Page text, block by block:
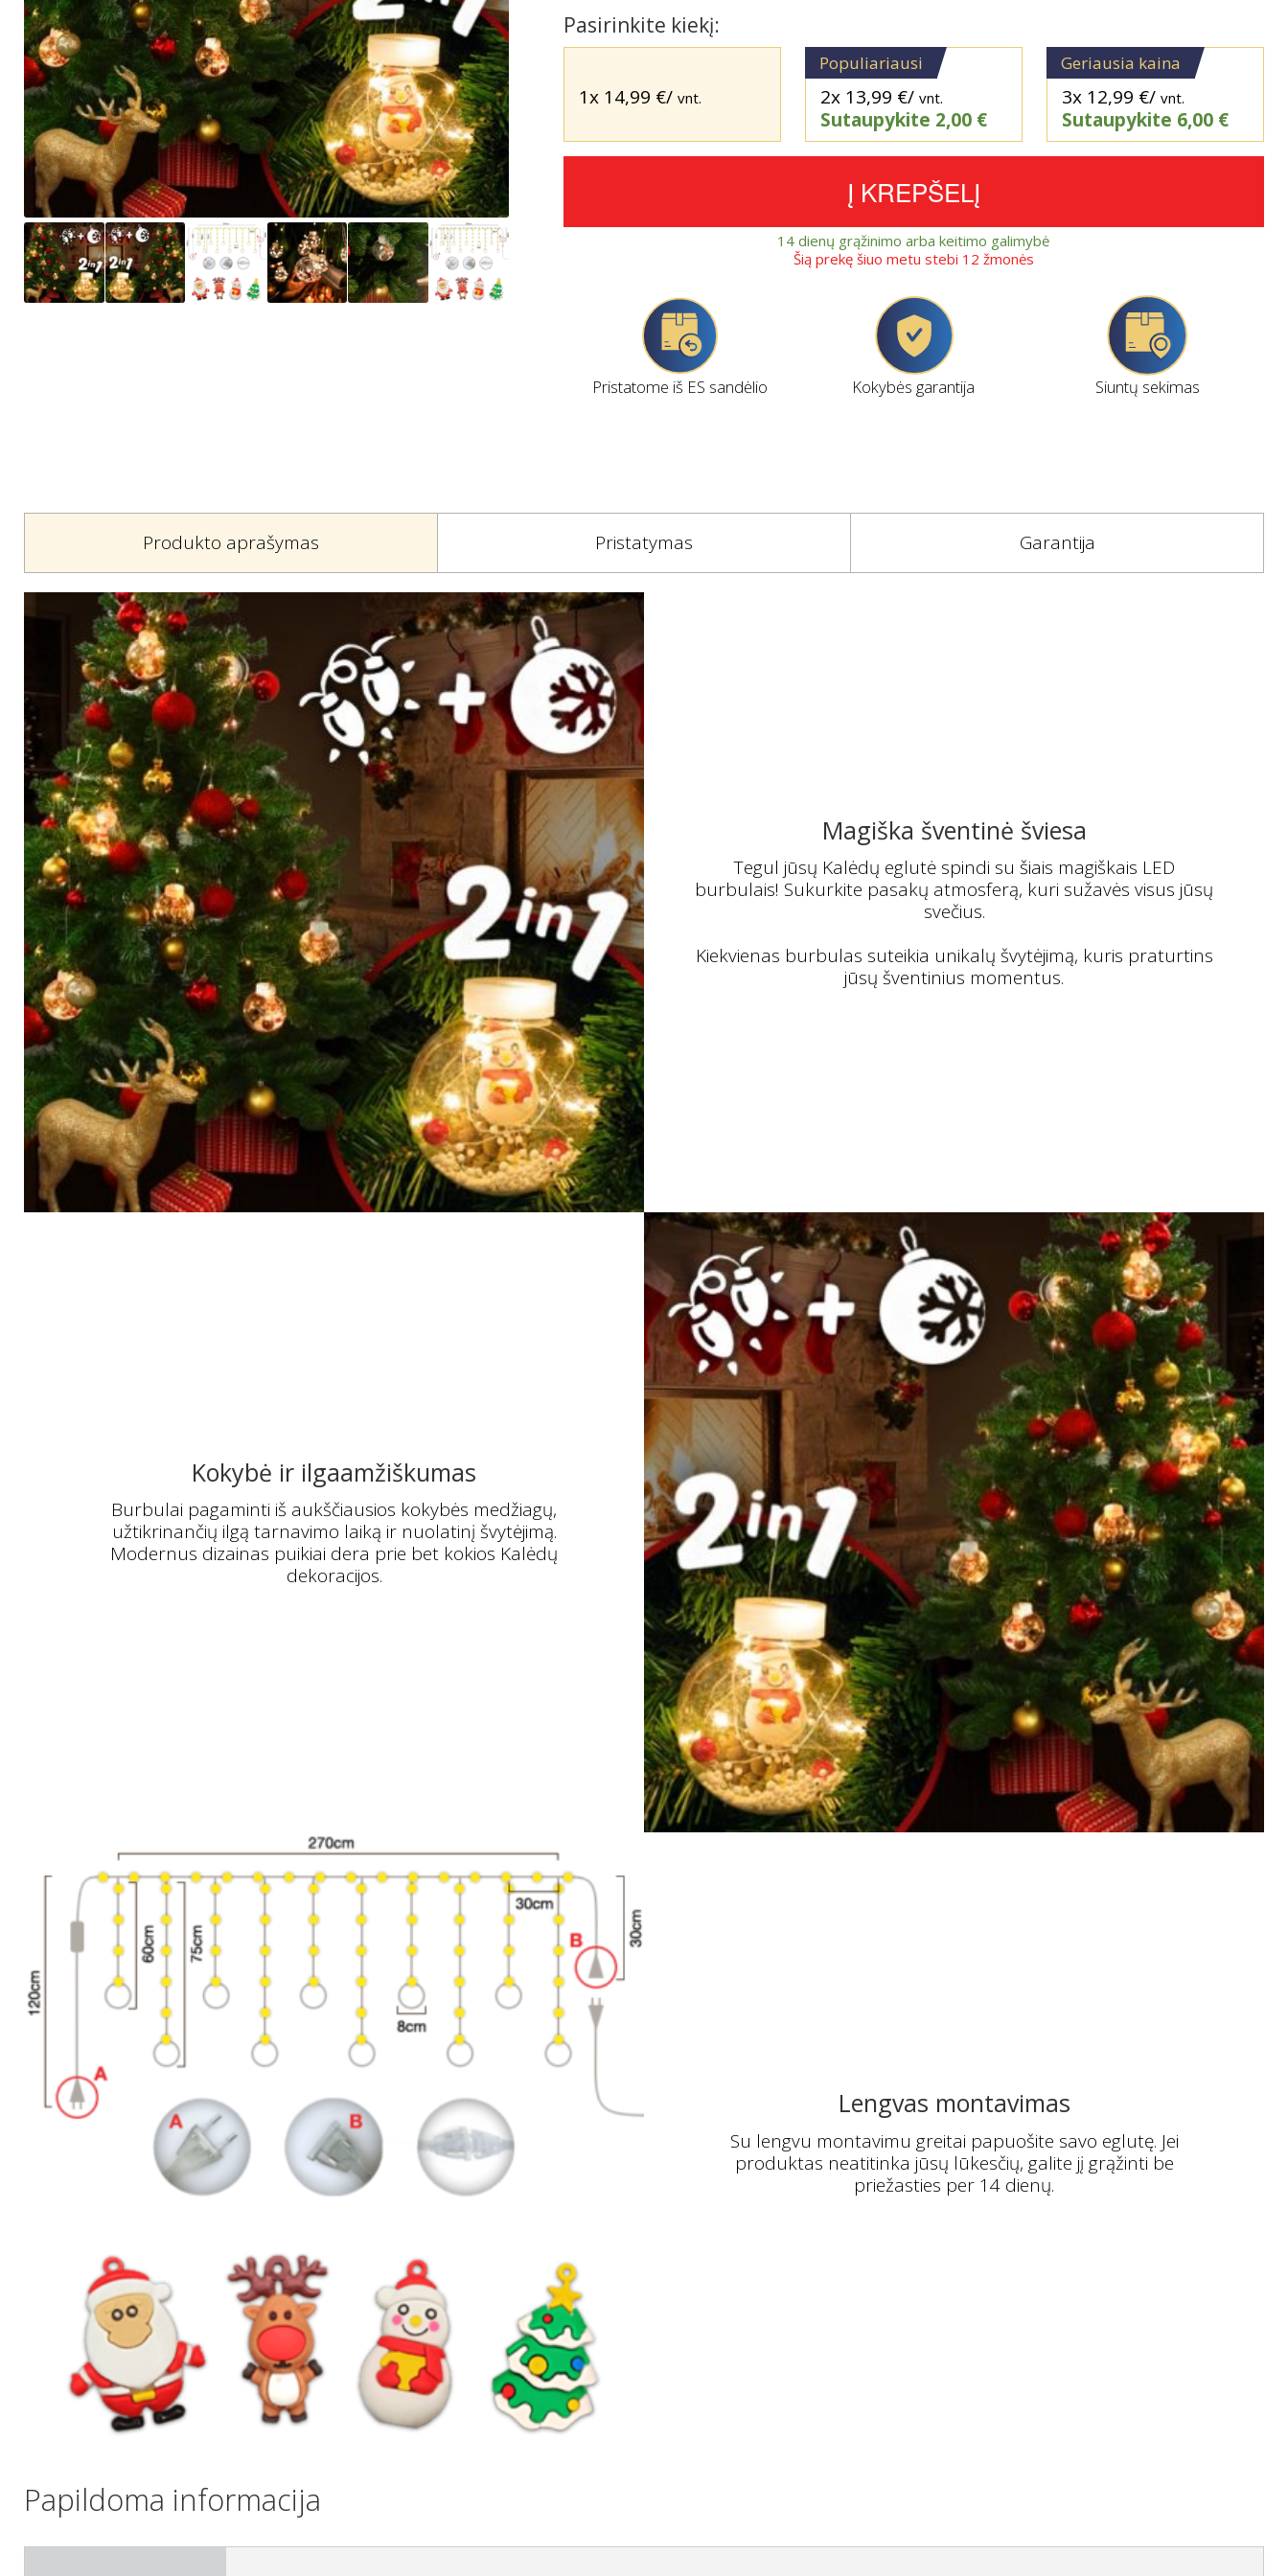
Pasirinkite kiekį:
1x 14,99 €/ vnt.
Populiariausi
2x 13,99 €/ vnt.
Sutaupykite 2,00 €
Geriausia kaina
3x 12,99 €/ vnt.
Sutaupykite 6,00 €
Į KREPŠELĮ
14 dienų grąžinimo arba keitimo galimybė
Šią prekę šiuo metu stebi 12 žmonės
Pristatome iš ES sandėlio Kokybės garantija Siuntų sekimas
Produkto aprašymas Pristatymas Garantija
Magiška šventinė šviesa
Tegul jūsų Kalėdų eglutė spindi su šiais magiškais LED
burbulais! Sukurkite pasakų atmosferą, kuri sužavės visus jūsų
svečius.
Kiekvienas burbulas suteikia unikalų švytėjimą, kuris praturtins
jūsų šventinius momentus.
Kokybė ir ilgaamžiškumas
Burbulai pagaminti iš aukščiausios kokybės medžiagų,
užtikrinančių ilgą tarnavimo laiką ir nuolatinį švytėjimą.
Modernus dizainas puikiai dera prie bet kokios Kalėdų
dekoracijos.
Lengvas montavimas
Su lengvu montavimu greitai papuošite savo eglutę. Jei
produktas neatitinka jūsų lūkesčių, galite jį grąžinti be
priežasties per 14 dienų.
Papildoma informacija